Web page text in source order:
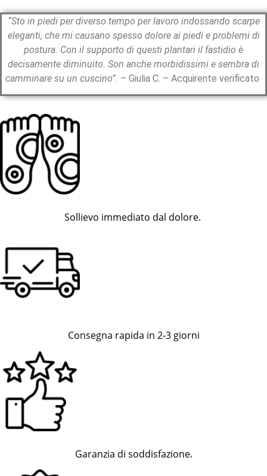
“Sto in piedi per diverso tempo per lavoro indossando scarpe
eleganti, che mi causano spesso dolore ai piedi e problemi di
postura. Con il supporto di questi plantari il fastidio è
decisamente diminuito. Son anche morbidissimi e sembra di
camminare su un cuscino”. – Giulia C. – Acquirente verificato
Sollievo immediato dal dolore.
Consegna rapida in 2-3 giorni
Garanzia di soddisfazione.